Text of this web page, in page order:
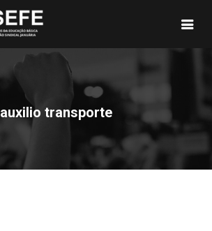
auxilio transporte